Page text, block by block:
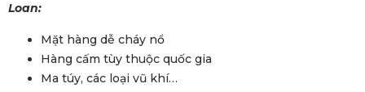
Loan:
Mặt hàng dễ cháy nổ
Hàng cấm tùy thuộc quốc gia
Ma túy, các loại vũ khí…